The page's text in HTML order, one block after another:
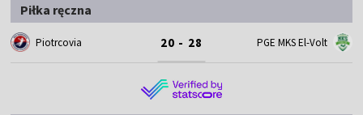
Piłka ręczna
Piotrcovia 20 - 28 PGE MKS El-Volt